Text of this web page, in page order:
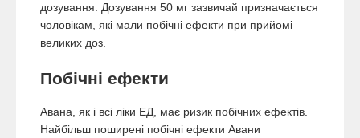
дозування. Дозування 50 мг зазвичай призначається
чоловікам, які мали побічні ефекти при прийомі
великих доз.
Побічні ефекти
Авана, як і всі ліки ЕД, має ризик побічних ефектів.
Найбільш поширені побічні ефекти Авани